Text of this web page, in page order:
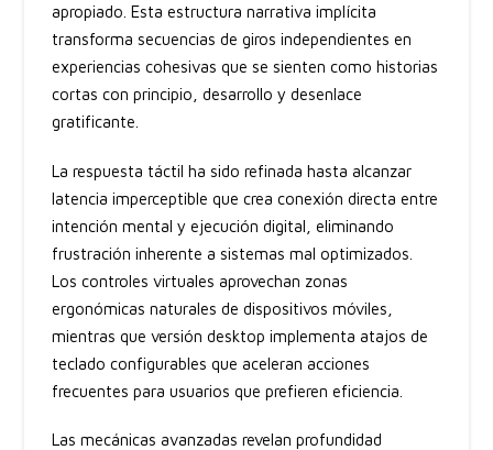
apropiado. Esta estructura narrativa implícita
transforma secuencias de giros independientes en
experiencias cohesivas que se sienten como historias
cortas con principio, desarrollo y desenlace
gratificante.
La respuesta táctil ha sido refinada hasta alcanzar
latencia imperceptible que crea conexión directa entre
intención mental y ejecución digital, eliminando
frustración inherente a sistemas mal optimizados.
Los controles virtuales aprovechan zonas
ergonómicas naturales de dispositivos móviles,
mientras que versión desktop implementa atajos de
teclado configurables que aceleran acciones
frecuentes para usuarios que prefieren eficiencia.
Las mecánicas avanzadas revelan profundidad